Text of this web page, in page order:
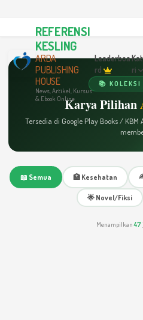
REFERENSI
KESLING
ARDA
PUBLISHING
HOUSE
News, Artikel, Kursus
& Ebook Online
Leaderboa
rd
ri
📚 KOLEKSI
Karya Pilihan
Tersedia di Google Play Books /
📖 Semua 🏥 Kesehatan
🌟 Novel/Fiksi
Menampilkan47